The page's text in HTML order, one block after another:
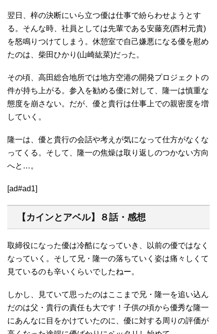
翌日、梓の決断にいら立つ優は仕事で紛らわせようとす
る。そんな時、社員としては先輩である安藤充(西村元貴)
を怒鳴りつけてしまう。休憩室で自己嫌悪になる優を慰め
たのは、柴田ひかり(山崎紘菜)だった。
その頃、高田総合地所では地方空港の開発プロジェクトの
件が持ち上がる。参入を勧める優に対して、隆一は慎重な
態度を崩さない。だが、優と貴行は仕事上での親密度を増
していく。
隆一は、優と貴行の会話や考えが気になって仕方がなくな
ってくる。そして、隆一の焦燥は取り返しのつかない方向
へと…。
[ad#ad1]
【カインとアベル】８話・感想
取締役になった優は冷酷になっていき、以前の優ではなく
なっていく。そして兄・隆一の落ちていく姿は痛々しくて
見ているのも辛いくらいでしたねー。
しかし、見ていて思ったのはここまで兄・隆一を追い込ん
だのは父・貴行の責任も大です！子供の頃から優秀な隆一
にあんなに目をかけていたのに、優に対する周りの評価が